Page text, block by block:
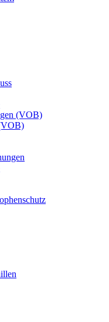
(VOB)